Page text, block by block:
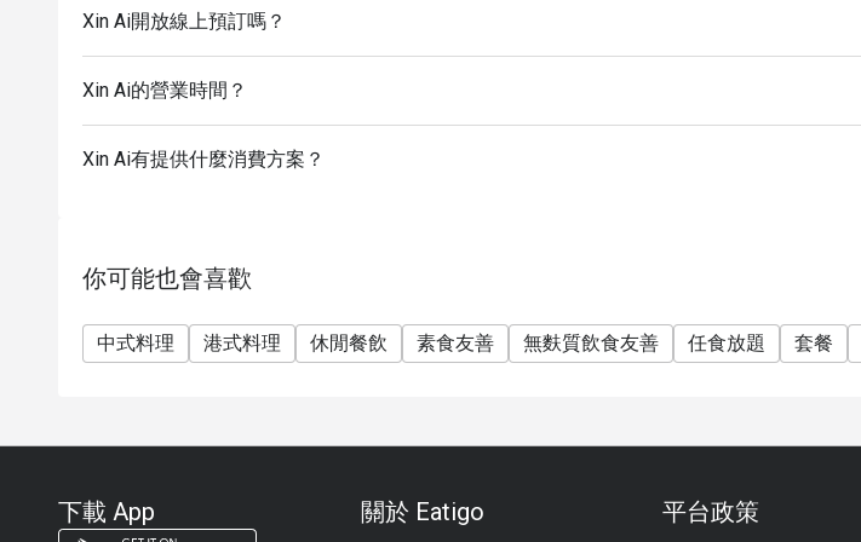
Xin Ai開放線上預訂嗎？
Xin Ai的營業時間？
Xin Ai有提供什麼消費方案？
你可能也會喜歡
中式料理 港式料理 休閒餐飲 素食友善 無麩質飲食友善 任食放題 套餐
下載 App 關於 Eatigo 平台政策